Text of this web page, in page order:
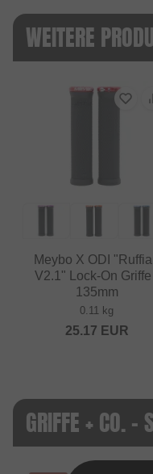
WEITERE
Meybo X ODI
V2.1" Lock-On
135mm
0.11 kg
25.17 EUR
GRIFFE + CO. -